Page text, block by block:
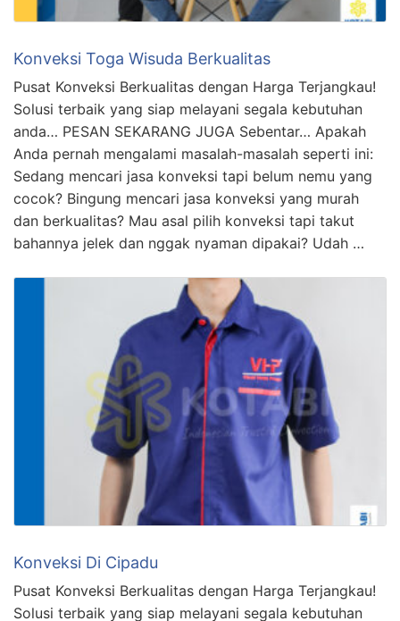
Konveksi Toga Wisuda Berkualitas
Pusat Konveksi Berkualitas dengan Harga Terjangkau!
Solusi terbaik yang siap melayani segala kebutuhan
anda… PESAN SEKARANG JUGA Sebentar… Apakah
Anda pernah mengalami masalah-masalah seperti ini:
Sedang mencari jasa konveksi tapi belum nemu yang
cocok? Bingung mencari jasa konveksi yang murah
dan berkualitas? Mau asal pilih konveksi tapi takut
bahannya jelek dan nggak nyaman dipakai? Udah …
Konveksi Di Cipadu
Pusat Konveksi Berkualitas dengan Harga Terjangkau!
Solusi terbaik yang siap melayani segala kebutuhan